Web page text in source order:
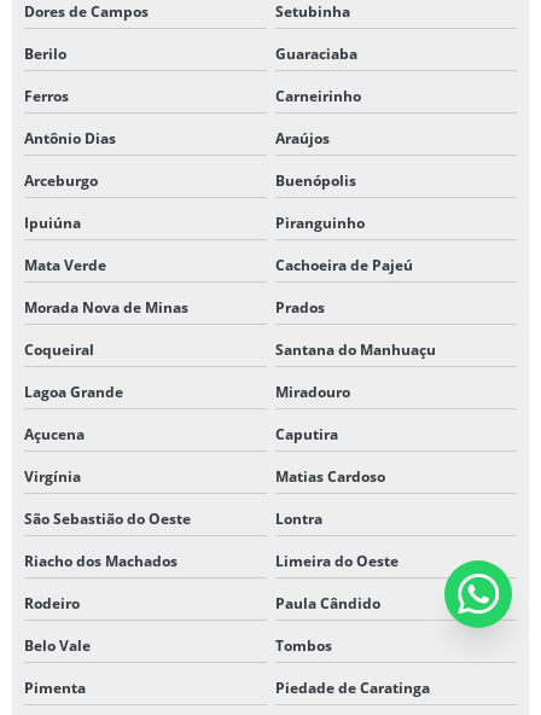
Dores de Campos Setubinha
Berilo Guaraciaba
Ferros Carneirinho
Antônio Dias Araújos
Arceburgo Buenópolis
Ipuiúna Piranguinho
Mata Verde Cachoeira de Pajeú
Morada Nova de Minas Prados
Coqueiral Santana do Manhuaçu
Lagoa Grande Miradouro
Açucena Caputira
Virgínia Matias Cardoso
São Sebastião do Oeste Lontra
Riacho dos Machados Limeira do Oeste
Rodeiro Paula Cândido
Belo Vale Tombos
Pimenta Piedade de Caratinga